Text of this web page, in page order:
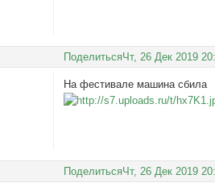
ПоделитьсяЧт, 26 Дек 2019
На фестивале машина сбила
ПоделитьсяЧт, 26 Дек 2019